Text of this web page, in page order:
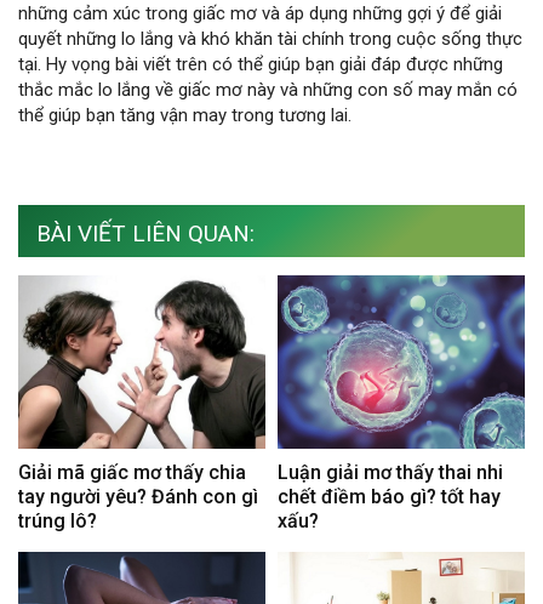
những cảm xúc trong giấc mơ và áp dụng những gợi ý để giải
quyết những lo lắng và khó khăn tài chính trong cuộc sống thực
tại. Hy vọng bài viết trên có thể giúp bạn giải đáp được những
thắc mắc lo lắng về giấc mơ này và những con số may mắn có
thể giúp bạn tăng vận may trong tương lai.
BÀI VIẾT LIÊN QUAN:
Giải mã giấc mơ thấy chia
tay người yêu? Đánh con gì
trúng lô?
Luận giải mơ thấy thai nhi
chết điềm báo gì? tốt hay
xấu?